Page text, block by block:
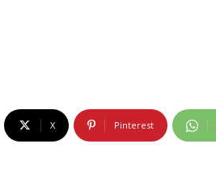
X Pinterest